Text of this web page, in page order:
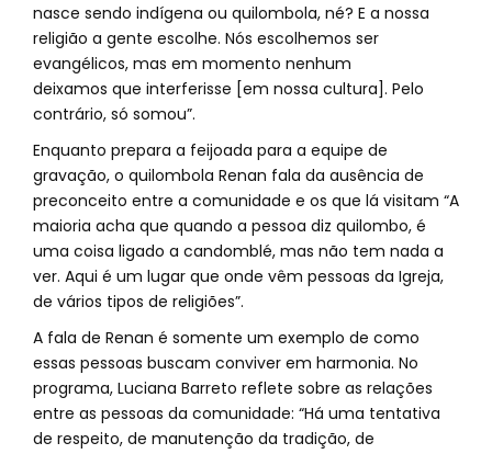
nasce sendo indígena ou quilombola, né? E a nossa
religião a gente escolhe. Nós escolhemos ser
evangélicos, mas em momento nenhum
deixamos que interferisse [em nossa cultura]. Pelo
contrário, só somou”.
Enquanto prepara a feijoada para a equipe de
gravação, o quilombola Renan fala da ausência de
preconceito entre a comunidade e os que lá visitam “A
maioria acha que quando a pessoa diz quilombo, é
uma coisa ligado a candomblé, mas não tem nada a
ver. Aqui é um lugar que onde vêm pessoas da Igreja,
de vários tipos de religiões”.
A fala de Renan é somente um exemplo de como
essas pessoas buscam conviver em harmonia. No
programa, Luciana Barreto reflete sobre as relações
entre as pessoas da comunidade: “Há uma tentativa
de respeito, de manutenção da tradição, de